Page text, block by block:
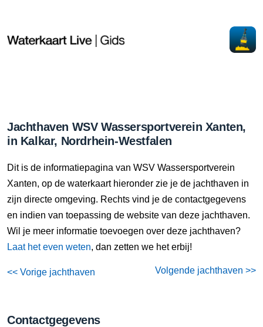
Jachthaven WSV Wassersportverein Xanten,
in Kalkar, Nordrhein-Westfalen
Dit is de informatiepagina van WSV Wassersportverein
Xanten, op de waterkaart hieronder zie je de jachthaven in
zijn directe omgeving. Rechts vind je de contactgegevens
en indien van toepassing de website van deze jachthaven.
Wil je meer informatie toevoegen over deze jachthaven?
Laat het even weten, dan zetten we het erbij!
<< Vorige jachthaven Volgende jachthaven >>
Contactgegevens